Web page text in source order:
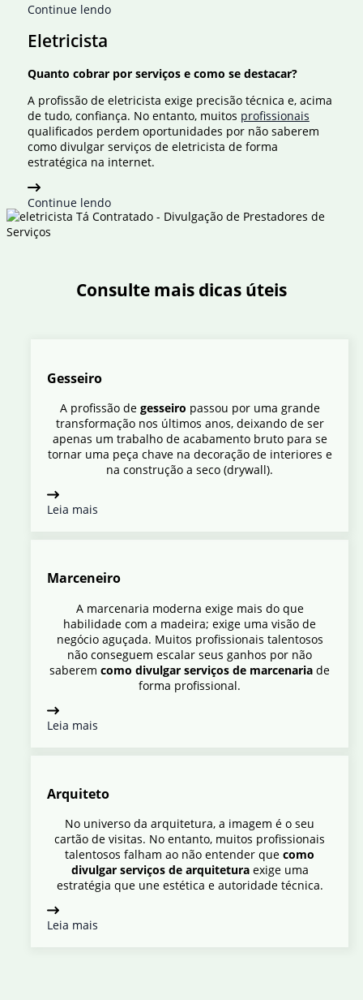
Continue lendo
Eletricista
Quanto cobrar por serviços e como se destacar?
A profissão de eletricista exige precisão técnica e, acima
de tudo, confiança. No entanto, muitos profissionais
qualificados perdem oportunidades por não saberem
como divulgar serviços de eletricista de forma
estratégica na internet.
Continue lendo
Consulte mais dicas úteis
Gesseiro
A profissão de gesseiro passou por uma grande
transformação nos últimos anos, deixando de ser
apenas um trabalho de acabamento bruto para se
tornar uma peça chave na decoração de interiores e
na construção a seco (drywall).
Leia mais
Marceneiro
A marcenaria moderna exige mais do que
habilidade com a madeira; exige uma visão de
negócio aguçada. Muitos profissionais talentosos
não conseguem escalar seus ganhos por não
saberem como divulgar serviços de marcenaria de
forma profissional.
Leia mais
Arquiteto
No universo da arquitetura, a imagem é o seu
cartão de visitas. No entanto, muitos profissionais
talentosos falham ao não entender que como
divulgar serviços de arquiteturaexige uma
estratégia que une estética e autoridade técnica.
Leia mais